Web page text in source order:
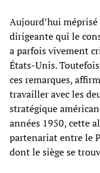
Aujourd’hui
dirigeante qui le
a parfois vivement
États-Unis.
ces remarques,
travailler avec les
stratégique
années 1950, cette
partenariat entre le
dont le siège se